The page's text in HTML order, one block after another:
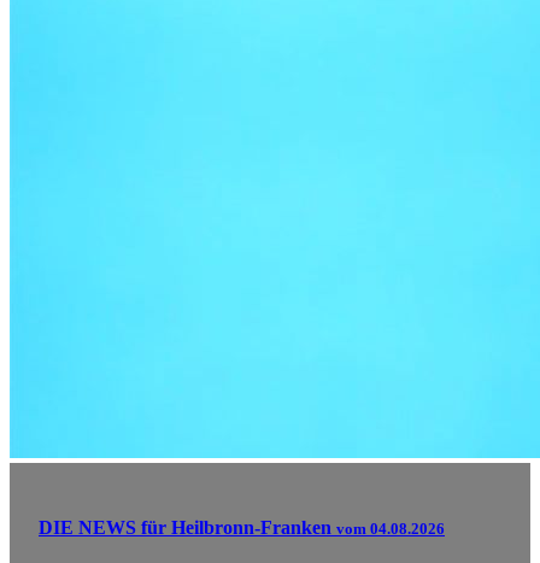
DIE NEWS für Heilbronn-Franken vom 04.08.2026